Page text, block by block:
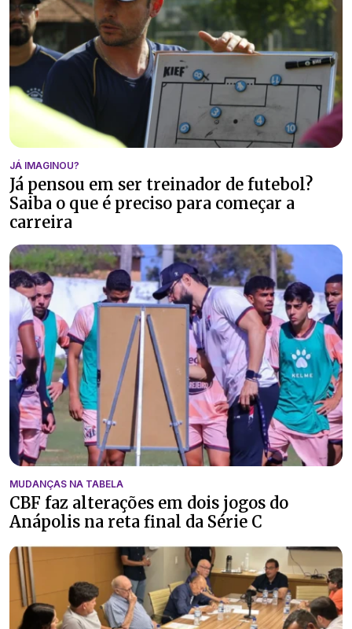
JÁ IMAGINOU?
Já pensou em ser treinador de futebol?
Saiba o que é preciso para começar a
carreira
MUDANÇAS NA TABELA
CBF faz alterações em dois jogos do
Anápolis na reta final da Série C